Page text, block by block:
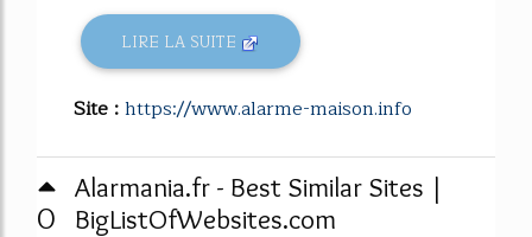
LIRE LA SUITE
Site :https://www.alarme-maison.info
0
Alarmania.fr - Best Similar Sites |
BigListOfWebsites.com